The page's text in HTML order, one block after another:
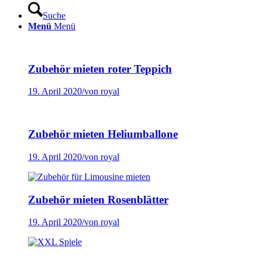
Suche
Menü Menü
Zubehör mieten roter Teppich
19. April 2020/von royal
Zubehör mieten Heliumballone
19. April 2020/von royal
Zubehör mieten Rosenblätter
19. April 2020/von royal